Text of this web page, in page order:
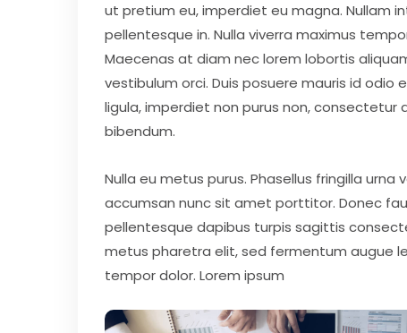
ut pretium eu, imperdiet eu magna. Nullam
pellentesque in. Nulla viverra maximus
Maecenas at diam nec lorem lobortis
vestibulum orci. Duis posuere mauris id odio
ligula, imperdiet non purus non,
bibendum.
Nulla eu metus purus. Phasellus fringilla urna
accumsan nunc sit amet porttitor. Donec
pellentesque dapibus turpis sagittis
metus pharetra elit, sed fermentum augue
tempor dolor. Lorem ipsum